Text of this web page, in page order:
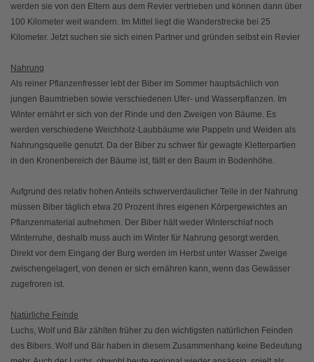
werden sie von den Eltern aus dem Revier vertrieben und können dann über
100 Kilometer weit wandern. Im Mittel liegt die Wanderstrecke bei 25
Kilometer. Jetzt suchen sie sich einen Partner und gründen selbst ein Revier
Nahrung
Als reiner Pflanzenfresser lebt der Biber im Sommer hauptsächlich von
jungen Baumtrieben sowie verschiedenen Ufer- und Wasserpflanzen. Im
Winter ernährt er sich von der Rinde und den Zweigen von Bäume. Es
werden verschiedene Weichholz-Laubbäume wie Pappeln und Weiden als
Nahrungsquelle genutzt. Da der Biber zu schwer für gewagte Kletterpartien
in den Kronenbereich der Bäume ist, fällt er den Baum in Bodenhöhe.
Aufgrund des relativ hohen Anteils schwerverdaulicher Teile in der Nahrung
müssen Biber täglich etwa 20 Prozent ihres eigenen Körpergewichtes an
Pflanzenmaterial aufnehmen. Der Biber hält weder Winterschlaf noch
Winterruhe, deshalb muss auch im Winter für Nahrung gesorgt werden.
Direkt vor dem Eingang der Burg werden im Herbst unter Wasser Zweige
zwischengelagert, von denen er sich ernähren kann, wenn das Gewässer
zugefroren ist.
Natürliche Feinde
Luchs, Wolf und Bär zählten früher zu den wichtigsten natürlichen Feinden
des Bibers. Wolf und Bär haben in diesem Zusammenhang keine Bedeutung